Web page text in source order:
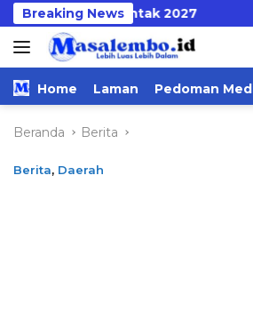
Langsung
ke
konten
Breaking News
Serentak 2027 Pertamina
Home Laman Pedoman
Beranda Berita
Berita, Daerah